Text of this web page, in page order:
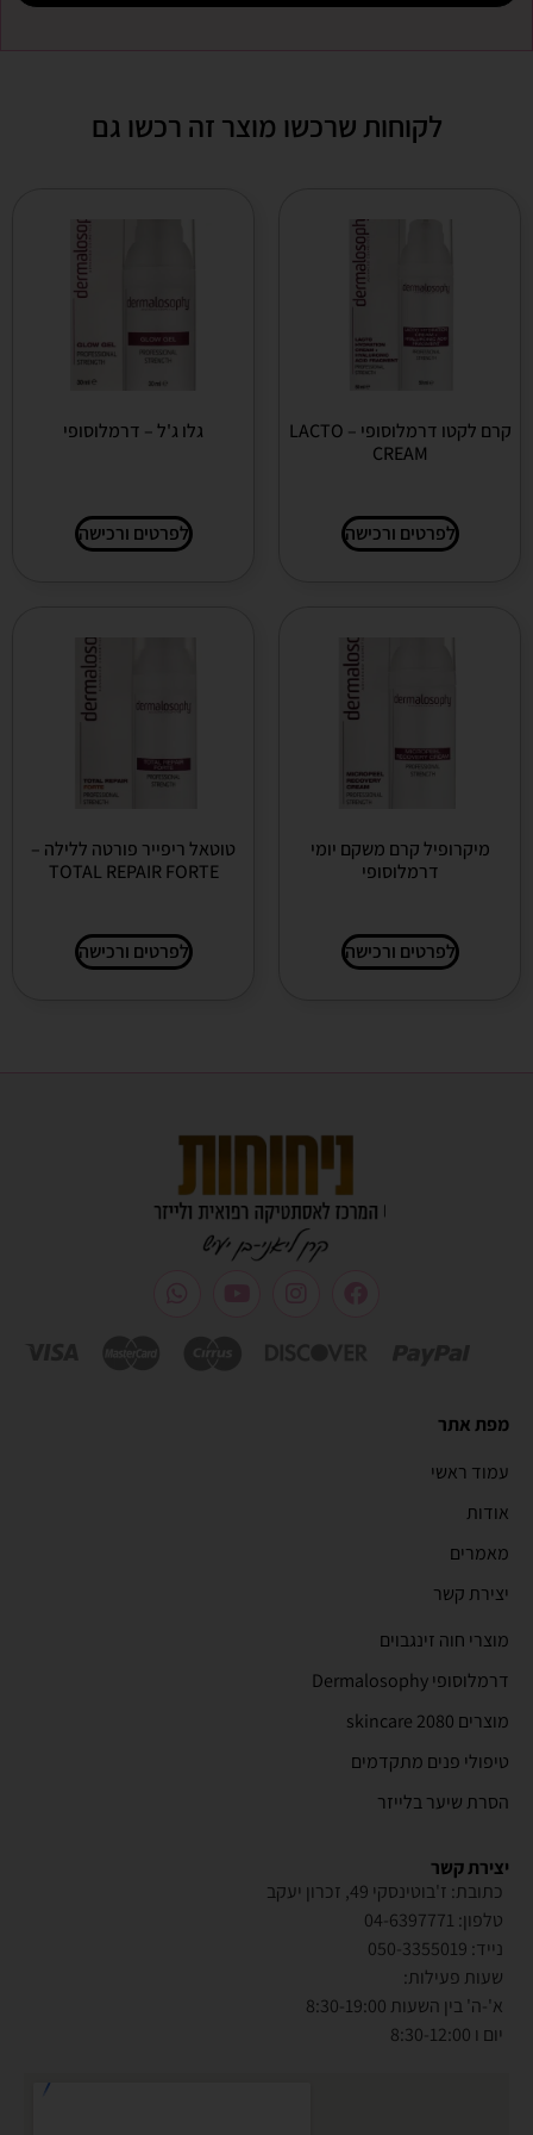
לקוחות שרכשו מוצר זה רכשו גם
קרם לקטו דרמלוסופי – LACTO
CREAM
לפרטים ורכישה
גלו ג'ל – דרמלוסופי
לפרטים ורכישה
מיקרופיל קרם משקם יומי
דרמלוסופי
לפרטים ורכישה
טוטאל ריפייר פורטה ללילה –
TOTAL REPAIR FORTE
לפרטים ורכישה
יצירת קשר
כתובת: ז'בוטינסקי 49, זכרון יעקב
טלפון: 04-6397771
נייד: 050-3355019
שעות פעילות:
א'-ה' בין השעות 8:30-19:00
יום ו 8:30-12:00
מפת אתר
עמוד ראשי
אודות
מאמרים
יצירת קשר
מוצרי חוה זינגבוים
דרמלוסופי Dermalosophy
מוצרים 2080 skincare
טיפולי פנים מתקדמים
הסרת שיער בלייזר